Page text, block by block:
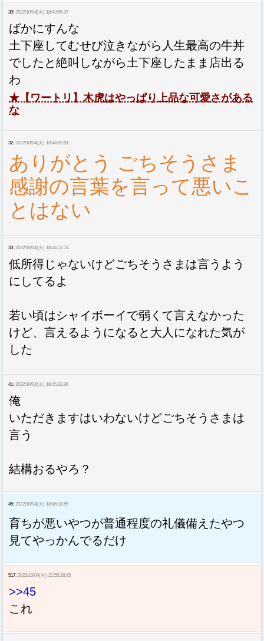
30: 2022/10/04(火) 18:43:55.37
ばかにすんな
土下座してむせび泣きながら人生最高の牛丼
でしたと絶叫しながら土下座したまま店出る
わ
★【ワートリ】木虎はやっぱり上品な可愛さがある
な
32: 2022/10/04(火) 18:44:09.81
ありがとう ごちそうさま
感謝の言葉を言って悪いこ
とはない
33: 2022/10/04(火) 18:44:12.74
低所得じゃないけどごちそうさまは言うよう
にしてるよ
若い頃はシャイボーイで弱くて言えなかった
けど、言えるようになると大人になれた気が
した
41: 2022/10/04(火) 18:45:33.36
俺
いただきますはいわないけどごちそうさまは
言う
結構おるやろ？
45: 2022/10/04(火) 18:46:18.55
育ちが悪いやつが普通程度の礼儀備えたやつ
見てやっかんでるだけ
517: 2022/10/04(火) 21:55:28.85
>>45
これ